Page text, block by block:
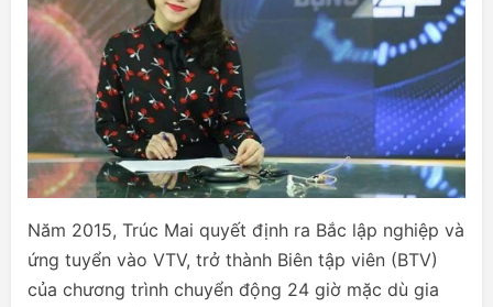
Năm 2015, Trúc Mai quyết định ra Bắc lập nghiệp và
ứng tuyển vào VTV, trở thành Biên tập viên (BTV)
của chương trình chuyển động 24 giờ mặc dù gia